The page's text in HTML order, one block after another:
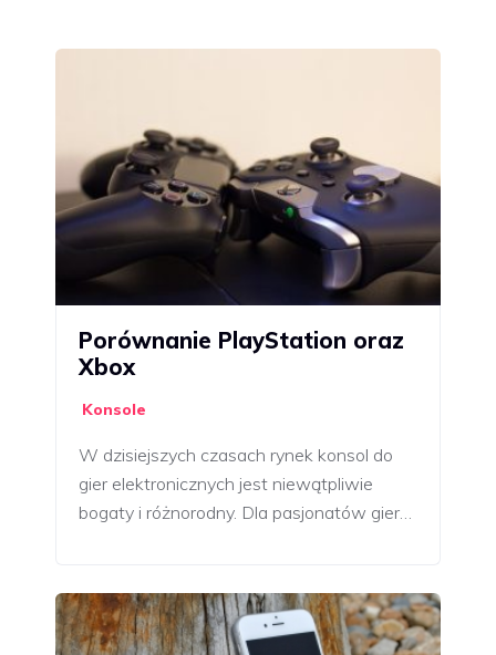
Porównanie PlayStation oraz
Xbox
Konsole
W dzisiejszych czasach rynek konsol do
gier elektronicznych jest niewątpliwie
bogaty i różnorodny. Dla pasjonatów gier…